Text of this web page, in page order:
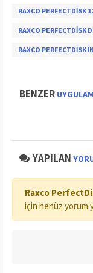
RAXCO PERFECTDISK
RAXCO PERFECTDISK
RAXCO PERFECTDISK
BENZER
YAPILAN
Raxco
için henüz yorum